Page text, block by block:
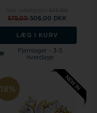
575,00506,00 DKK
LÆG I KURV
Fjernlager - 3-5
hverdage
18%